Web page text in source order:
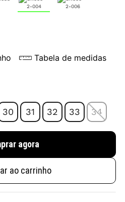
Tabela de medidas
30 31 32 33 34
agora
ao carrinho